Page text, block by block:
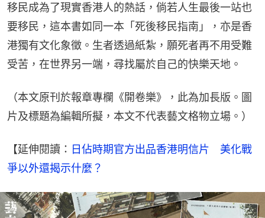
移民成為了現實香港人的熱話，倘若人生最後一站也
要移民，這本書如同一本「死後移民指南」，亦是香
港獨有文化象徵。生者透過紙紮，願死者再不用受難
受苦，在世界另一端，尋找屬於自己的快樂天地。
（本文原刊於報章專欄《開卷樂》，此為加長版。圖
片及標題為編輯所擬，本文不代表藝文格物立場。）
【延伸閱讀： 日佔時期官方出品香港明信片　美化戰
爭以外還揭示什麼？